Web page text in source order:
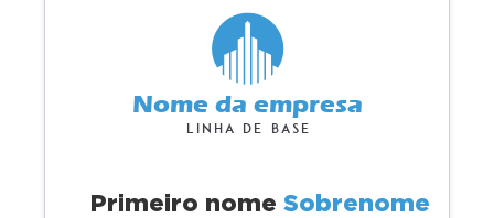
Primeiro nome Sobrenome
Nome da empresa
Linha de base